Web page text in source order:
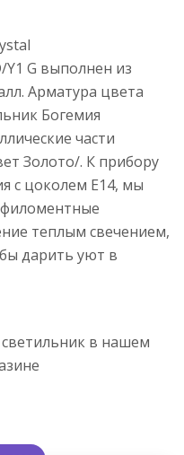
Y1 G выполнен из
Арматура цвета
Богемия
части
Золото/. К прибору
с цоколем E14, мы
теплым свечением,
дарить уют в
в нашем